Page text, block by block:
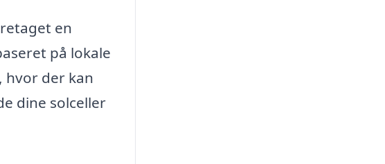
en
på lokale
hvor der kan
dine solceller